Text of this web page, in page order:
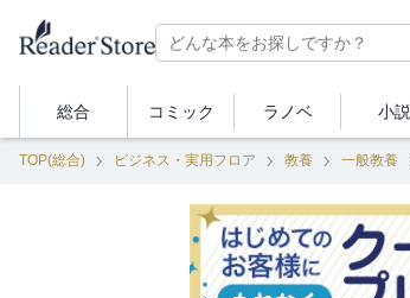
総合 コミック ラノベ 小説
TOP(総合) ビジネス・実用フロア 教養 一般教養